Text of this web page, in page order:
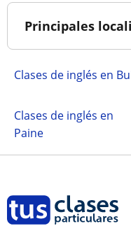
Principales
Clases de inglés en
Clases de inglés en
Paine